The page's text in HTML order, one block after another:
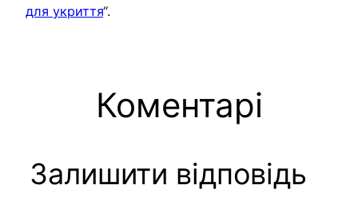
для укриття“.
Коментарі
Залишити відповідь